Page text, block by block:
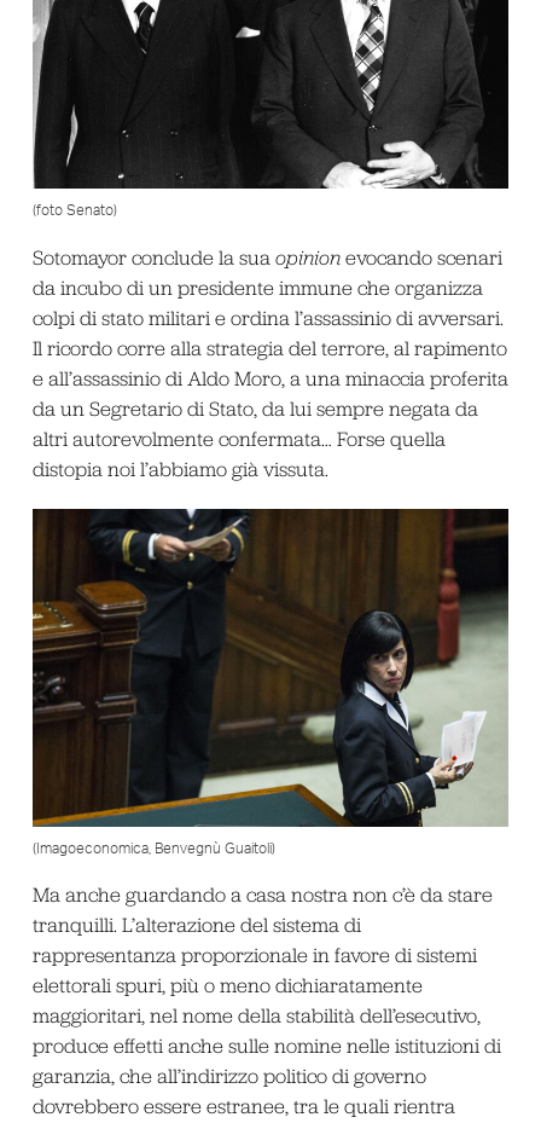
(foto Senato)
Sotomayor conclude la sua opinionevocando scenari
da incubo di un presidente immune che organizza
colpi di stato militari e ordina l’assassinio di avversari.
Il ricordo corre alla strategia del terrore, al rapimento
e all’assassinio di Aldo Moro, a una minaccia proferita
da un Segretario di Stato, da lui sempre negata da
altri autorevolmente confermata… Forse quella
distopia noi l’abbiamo già vissuta.
(Imagoeconomica, Benvegnù Guaitoli)
Ma anche guardando a casa nostra non c’è da stare
tranquilli. L’alterazione del sistema di
rappresentanza proporzionale in favore di sistemi
elettorali spuri, più o meno dichiaratamente
maggioritari, nel nome della stabilità dell’esecutivo,
produce effetti anche sulle nomine nelle istituzioni di
garanzia, che all’indirizzo politico di governo
dovrebbero essere estranee, tra le quali rientra